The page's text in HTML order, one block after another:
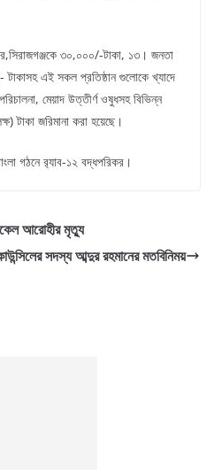
৩০,০০০/-টাকা, ১৩। জনতা
এই সকল প্রতিষ্ঠান গুলোকে খ্যাদে
মেয়াদ উত্তীর্ণ ওষুধসহ বিভিন্ন
টাকা জরিমানা করা হয়েছে।
গঠনে র‌্যাব-১২ বদ্ধপরিকর।
আরোহীর মৃত্যু
সদস্য আব্দুর রহমানের মতবিনিময়